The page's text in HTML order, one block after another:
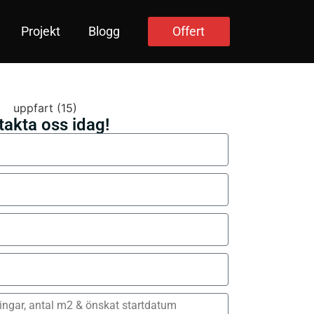
Projekt Blogg Offert
oss idag!